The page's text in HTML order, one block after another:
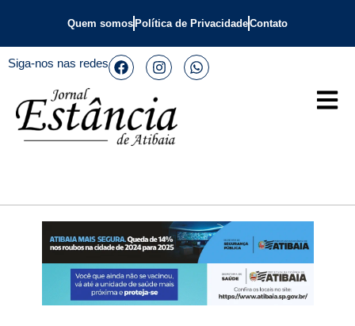
Quem somos Política de PrivacidadeContato
Siga-nos nas redes